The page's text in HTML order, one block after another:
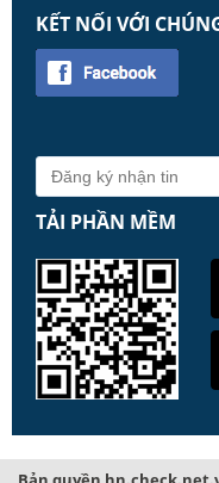
KẾT NỐI VỚI
TẢI PHẦN MỀM